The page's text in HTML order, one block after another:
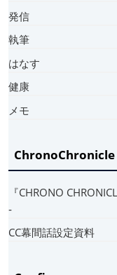
発信
執筆
はなす
健康
メモ
ChronoChronicle
『CHRONO
‐
CC幕間話設定資料